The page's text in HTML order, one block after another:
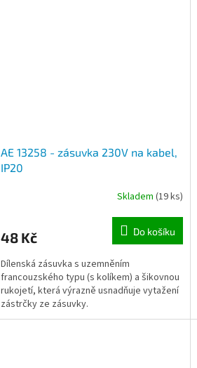
AE 13258 - zásuvka 230V na kabel,
IP20
Skladem (19 ks)
48 Kč Do košíku
Dílenská zásuvka s uzemněním
francouzského typu (s kolíkem) a šikovnou
rukojetí, která výrazně usnadňuje vytažení
zástrčky ze zásuvky.